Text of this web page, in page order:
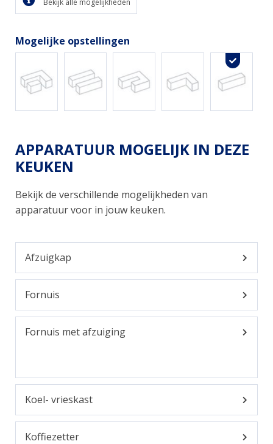
Mogelijke opstellingen
APPARATUUR MOGELIJK IN DEZE
KEUKEN
Bekijk de verschillende mogelijkheden van
apparatuur voor in jouw keuken.
Afzuigkap
Fornuis
Fornuis met afzuiging
Koel- vrieskast
Koffiezetter